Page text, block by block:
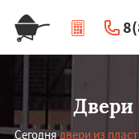
|
Сегоднядвери из